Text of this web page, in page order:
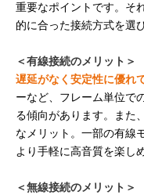
重要なポイントです。そ
的に合った接続方式を選
＜有線接続のメリット＞
遅延がなく安定性に優れ
ーなど、フレーム単位で
る傾向があります。また
なメリット。一部の有線
より手軽に高音質を楽し
＜無線接続のメリット＞